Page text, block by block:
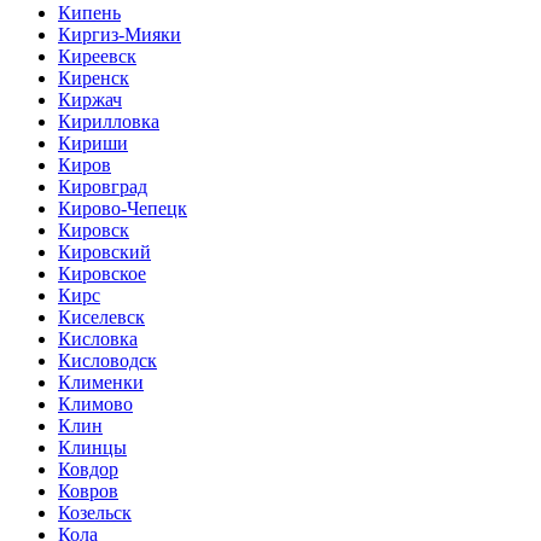
Кипень
Киргиз-Мияки
Киреевск
Киренск
Киржач
Кирилловка
Кириши
Киров
Кировград
Кирово-Чепецк
Кировск
Кировский
Кировское
Кирс
Киселевск
Кисловка
Кисловодск
Клименки
Климово
Клин
Клинцы
Ковдор
Ковров
Козельск
Кола